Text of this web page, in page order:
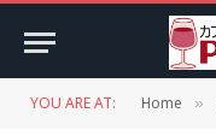
YOU ARE AT: Home »